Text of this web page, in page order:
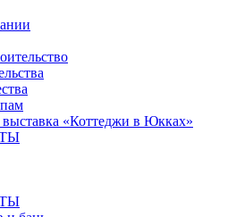
выставка «Коттеджи в Юкках»